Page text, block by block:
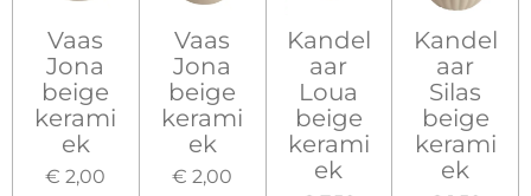
Vaas
Jona
beige
kerami
ek
€ 2,00
Vaas
Jona
beige
kerami
ek
€ 2,00
Kandel
aar
Loua
beige
kerami
ek
Kandel
aar
Silas
beige
kerami
ek